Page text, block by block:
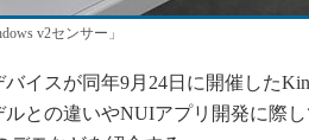
v2センサー」
イスが同年9月24日に開催した
との違いやNUIアプリ開発に際